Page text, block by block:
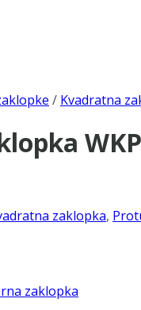
/ Kvadratna
zaklopka,
zaklopka